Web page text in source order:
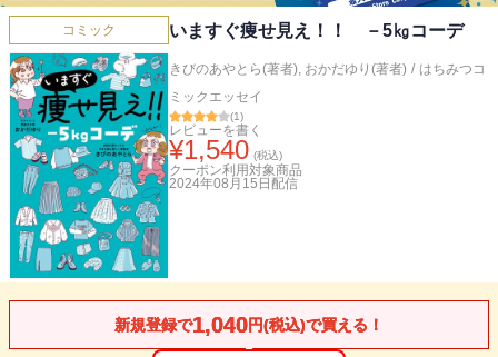
コミック いますぐ痩せ見え！！ －5㎏コーデ
きびのあやとら(著者), おかだゆり(著者) / はちみつコ
ミックエッセイ
(1)
レビューを書く
¥1,540 (税込)
クーポン利用対象商品
2024年08月15日 配信
新規登録で1,040円(税込)で買える！